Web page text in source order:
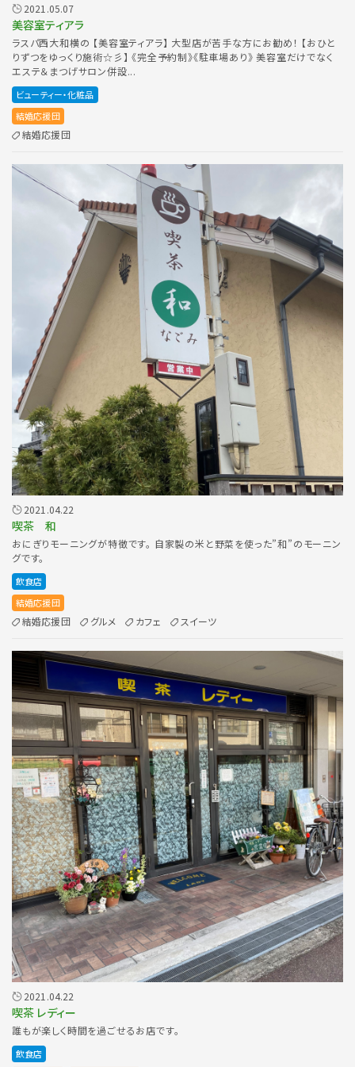
2021.05.07
美容室ティアラ
ラスパ西大和横の 【美容室ティアラ】 大型店が苦手な方にお勧め！ 【おひと
りずつをゆっくり施術☆彡】 《完全予約制》《駐車場あり》 美容室だけでなく
エステ＆まつげサロン併設...
ビューティー・化粧品
結婚応援団
結婚応援団
2021.04.22
喫茶 和
おにぎりモーニングが特徴です。 自家製の米と野菜を使った”和”のモーニン
グです。
飲食店
結婚応援団
結婚応援団 グルメ カフェ スイーツ
2021.04.22
喫茶 レディー
誰もが楽しく時間を過ごせるお店です。
飲食店